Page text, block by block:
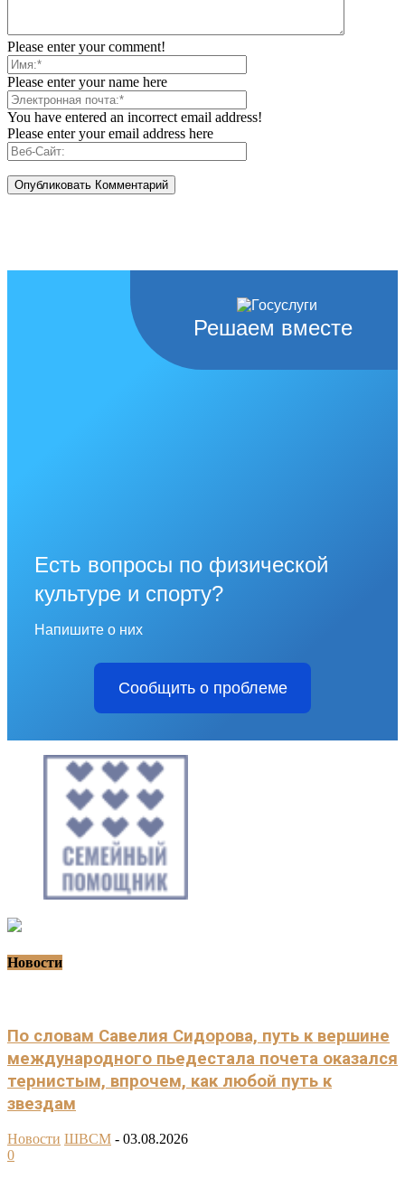
Please enter your comment!
Please enter your name here
You have entered an incorrect email address!
Please enter your email address here
Решаем вместе
Есть вопросы по физической
культуре и спорту?
Напишите о них
Сообщить о проблеме
Новости
По словам Савелия Сидорова, путь к вершине
международного пьедестала почета оказался
тернистым, впрочем, как любой путь к
звездам
Новости ШВСМ - 03.08.2026
0